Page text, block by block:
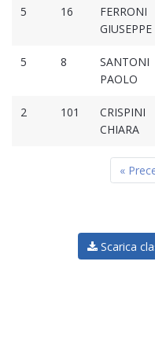
5 16
FERRONI
GIUSEPPE
5 8
SANTONI
PAOLO
2 101
CRISPINI
CHIARA
«
Scarica